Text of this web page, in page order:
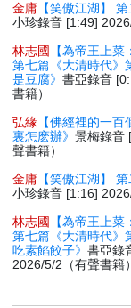
金庸 【笑傲江湖】
小珍錄音 [1:49]
林志國
【為帝王上菜
第七篇《大清時代》
是豆腐》書亞錄音
書籍）
弘緣 【佛經裡的一
裏怎麽辦》景梅錄音
聲書籍）
金庸 【笑傲江湖】
小珍錄音 [1:16]
林志國
【為帝王上菜
第七篇《大清時代》
吃素餡餃子》書亞錄
2026/5/2（有聲書籍）